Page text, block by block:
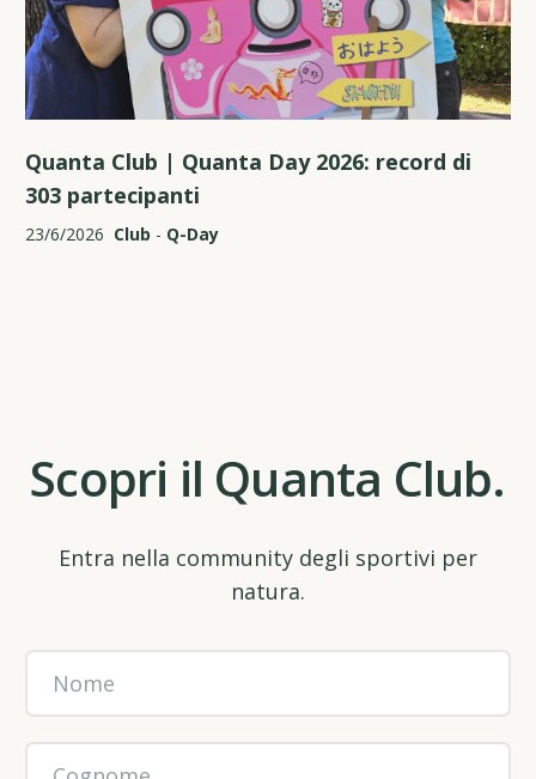
Quanta Club | Quanta Day 2026: record di
303 partecipanti
23/6/2026 Club - Q-Day
Scopri il Quanta Club.
Entra nella community degli sportivi per
natura.